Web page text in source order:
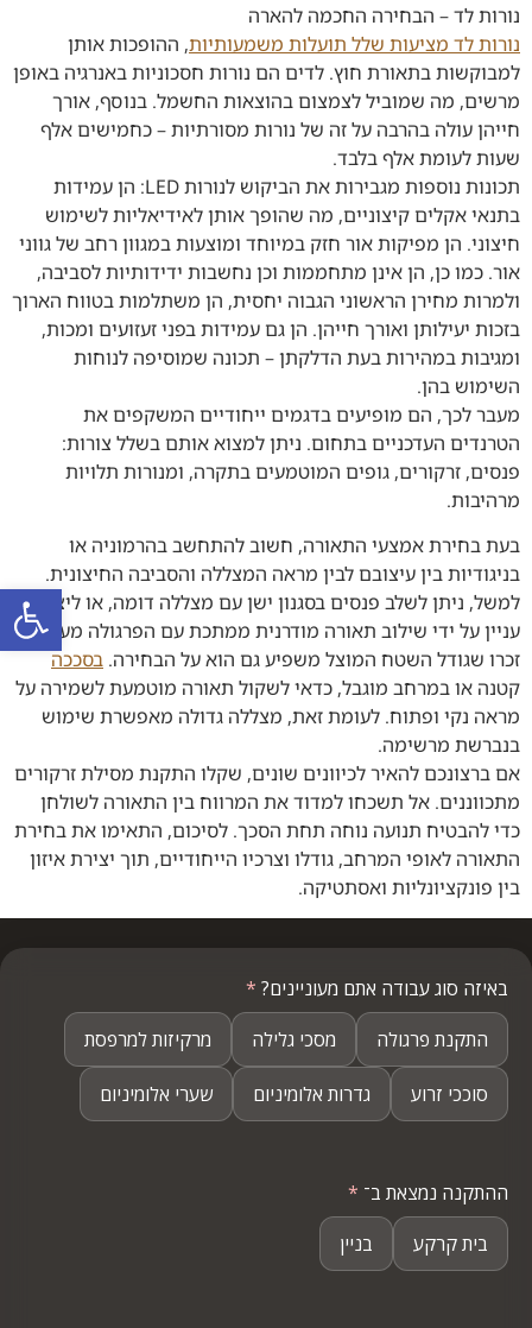
פתח
נורות לד – הבחירה החכמה להארה
נורות לד מציעות שלל תועלות משמעותיות, ההופכות אותן
למבוקשות בתאורת חוץ. לדים הם נורות חסכוניות באנרגיה באופן
מרשים, מה שמוביל לצמצום בהוצאות החשמל. בנוסף, אורך
חייהן עולה בהרבה על זה של נורות מסורתיות – כחמישים אלף
שעות לעומת אלף בלבד.
תכונות נוספות מגבירות את הביקוש לנורות LED: הן עמידות
בתנאי אקלים קיצוניים, מה שהופך אותן לאידיאליות לשימוש
חיצוני. הן מפיקות אור חזק במיוחד ומוצעות במגוון רחב של גווני
אור. כמו כן, הן אינן מתחממות וכן נחשבות ידידותיות לסביבה,
ולמרות מחירן הראשוני הגבוה יחסית, הן משתלמות בטווח הארוך
בזכות יעילותן ואורך חייהן. הן גם עמידות בפני זעזועים ומכות,
ומגיבות במהירות בעת הדלקתן – תכונה שמוסיפה לנוחות
השימוש בהן.
מעבר לכך, הם מופיעים בדגמים ייחודיים המשקפים את
הטרנדים העדכניים בתחום. ניתן למצוא אותם בשלל צורות:
פנסים, זרקורים, גופים המוטמעים בתקרה, ומנורות תלויות
מרהיבות.
בעת בחירת אמצעי התאורה, חשוב להתחשב בהרמוניה או
בניגודיות בין עיצובם לבין מראה המצללה והסביבה החיצונית.
למשל, ניתן לשלב פנסים בסגנון ישן עם מצללה דומה, או ליצור
עניין על ידי שילוב תאורה מודרנית ממתכת עם הפרגולה מעץ.
זכרו שגודל השטח המוצל משפיע גם הוא על הבחירה. בסככה
קטנה או במרחב מוגבל, כדאי לשקול תאורה מוטמעת לשמירה על
מראה נקי ופתוח. לעומת זאת, מצללה גדולה מאפשרת שימוש
בנברשת מרשימה.
אם ברצונכם להאיר לכיוונים שונים, שקלו התקנת מסילת זרקורים
מתכווננים. אל תשכחו למדוד את המרווח בין התאורה לשולחן
כדי להבטיח תנועה נוחה תחת הסכך. לסיכום, התאימו את בחירת
התאורה לאופי המרחב, גודלו וצרכיו הייחודיים, תוך יצירת איזון
בין פונקציונליות ואסתטיקה.
באיזה סוג עבודה אתם מעוניינים? *
התקנת פרגולה
מסכי גלילה מרקיזות למרפסת
סוככי זרוע גדרות אלומיניום שערי אלומיניום
ההתקנה נמצאת ב־ *
בית קרקע
בניין